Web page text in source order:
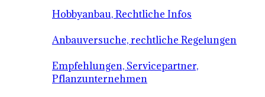
Hobbyanbau, Rechtliche Infos
Anbauversuche, rechtliche Regelungen
Empfehlungen, Servicepartner,
Pflanzunternehmen